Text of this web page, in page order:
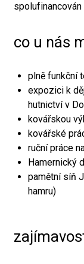
co u nás
plně funkční
expozici k
hutnictví v
kovářskou
kovářské
ruční práce
Hamernický
pamětní síň
hamru)